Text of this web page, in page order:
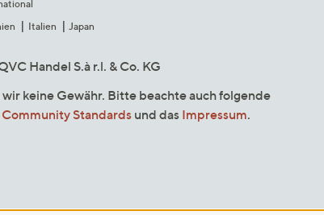
Italien Japan
Handel S.à r.l. & Co. KG
keine Gewähr. Bitte beachte auch folgende
Community Standardsund das Impressum.